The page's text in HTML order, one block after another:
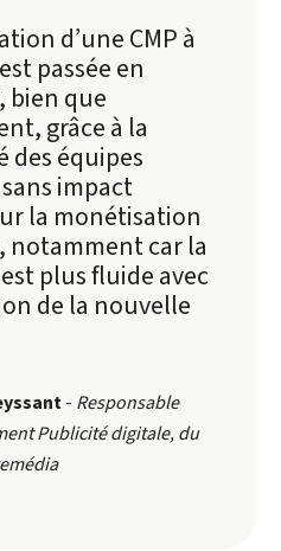
d’une CMP à
passée en
bien que
grâce à la
des équipes
impact
la monétisation
notamment car la
plus fluide avec
de la nouvelle
- Responsable
Publicité digitale, du